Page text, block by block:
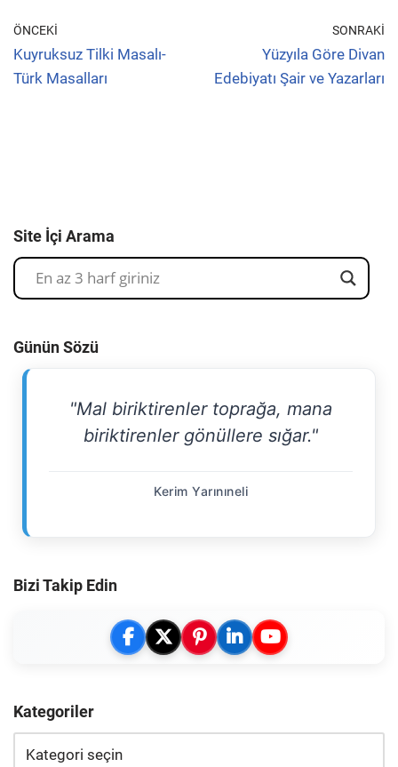
ÖNCEKI
Kuyruksuz Tilki Masalı-
Türk Masalları
SONRAKI
Yüzyıla Göre Divan
Edebiyatı Şair ve Yazarları
Site İçi Arama
Günün Sözü
"Mal biriktirenler toprağa, mana
biriktirenler gönüllere sığar."
Kerim Yarınıneli
Bizi Takip Edin
Kategoriler